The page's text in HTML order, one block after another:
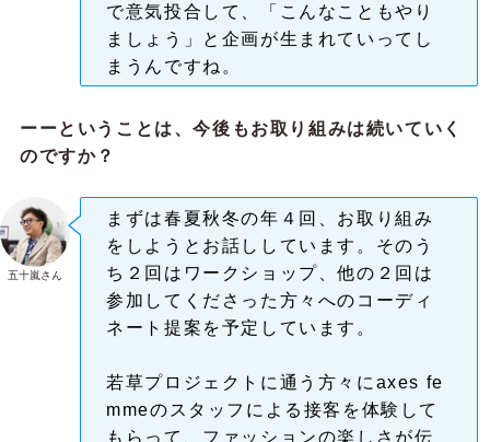
で意気投合して、「こんなこともやり
ましょう」と企画が生まれていってし
まうんですね。
ーーということは、今後もお取り組みは続いていく
のですか？
五十嵐さん
まずは春夏秋冬の年４回、お取り組み
をしようとお話ししています。そのう
ち２回はワークショップ、他の２回は
参加してくださった方々へのコーディ
ネート提案を予定しています。
若草プロジェクトに通う方々にaxes fe
mmeのスタッフによる接客を体験して
もらって、ファッションの楽しさが伝